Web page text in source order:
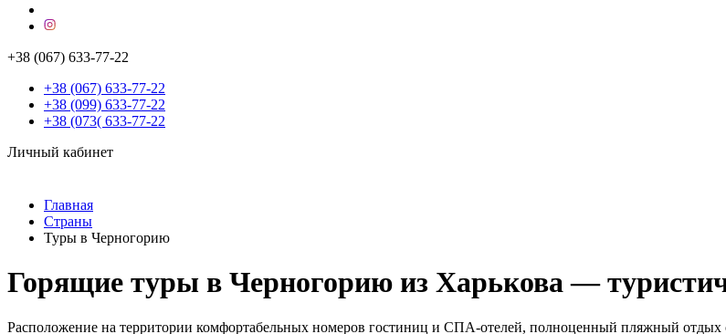
+38 (067) 633-77-22
+38 (067) 633-77-22
+38 (099) 633-77-22
+38 (073( 633-77-22
Личный кабинет
Главная
Страны
Туры в Черногорию
Горящие туры в Черногорию из Харькова —
Расположение на территории комфортабельных номеров гостиниц и СПА-отелей, полноценный пляжный отдых